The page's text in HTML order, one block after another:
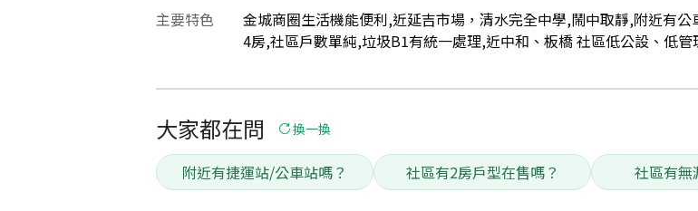
主要特色
金城商圈生活機能便利,近延吉市場，清水完全中學,鬧中取靜,附近有
4房,社區戶數單純,垃圾B1有統一處理,近中和、板橋 社區低公設、低
大家都在問 換一換
附近有捷運站/公車站嗎？ 社區有2房戶型在售嗎？ 社區有無